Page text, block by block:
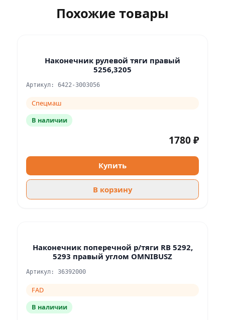
Похожие товары
Наконечник рулевой тяги правый
5256,3205
Артикул: 6422-3003056
Спецмаш
В наличии
1780 ₽
Купить
В корзину
Наконечник поперечной р/тяги RB 5292,
5293 правый углом OMNIBUSZ
Артикул: 36392000
FAD
В наличии